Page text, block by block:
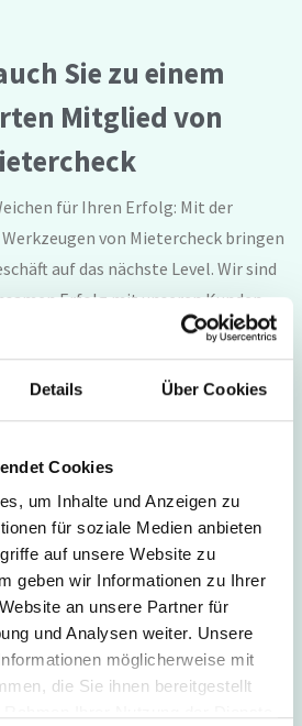
Details Über Cookies
Cookies
um Inhalte und Anzeigen zu
für soziale Medien anbieten
auf unsere Website zu
geben wir Informationen zu Ihrer
an unsere Partner für
und Analysen weiter. Unsere
möglicherweise mit
die Sie ihnen bereitgestellt
Sie zu einem
Mitglied von
für Ihren Erfolg: Mit der
von Mietercheck bringen
auf das nächste Level. Wir sind
Erfolg mit unseren Kunden.